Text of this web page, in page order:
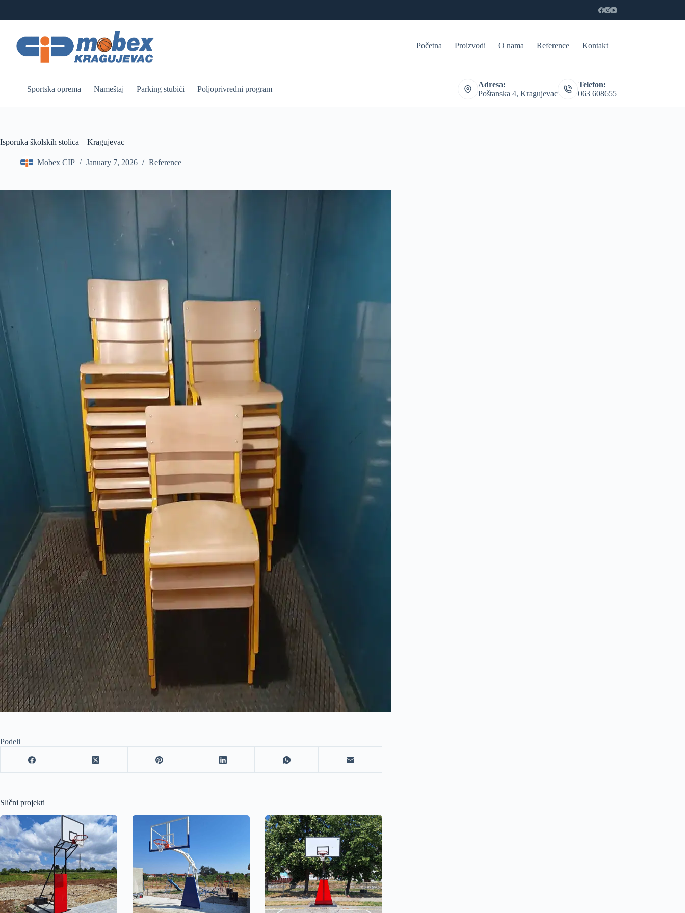
content
Početna Proizvodi O nama Reference Kontakt
Sportska oprema Nameštaj Parking stubići Poljoprivredni program
Adresa:
Poštanska 4, Kragujevac
Telefon:
063 608655
Isporuka školskih stolica – Kragujevac
Mobex CIP January 7, 2026 Reference
Podeli
Slični projekti